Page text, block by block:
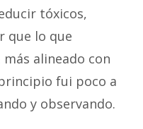
tóxicos,
que lo que
alineado con
fui poco a
y observando.